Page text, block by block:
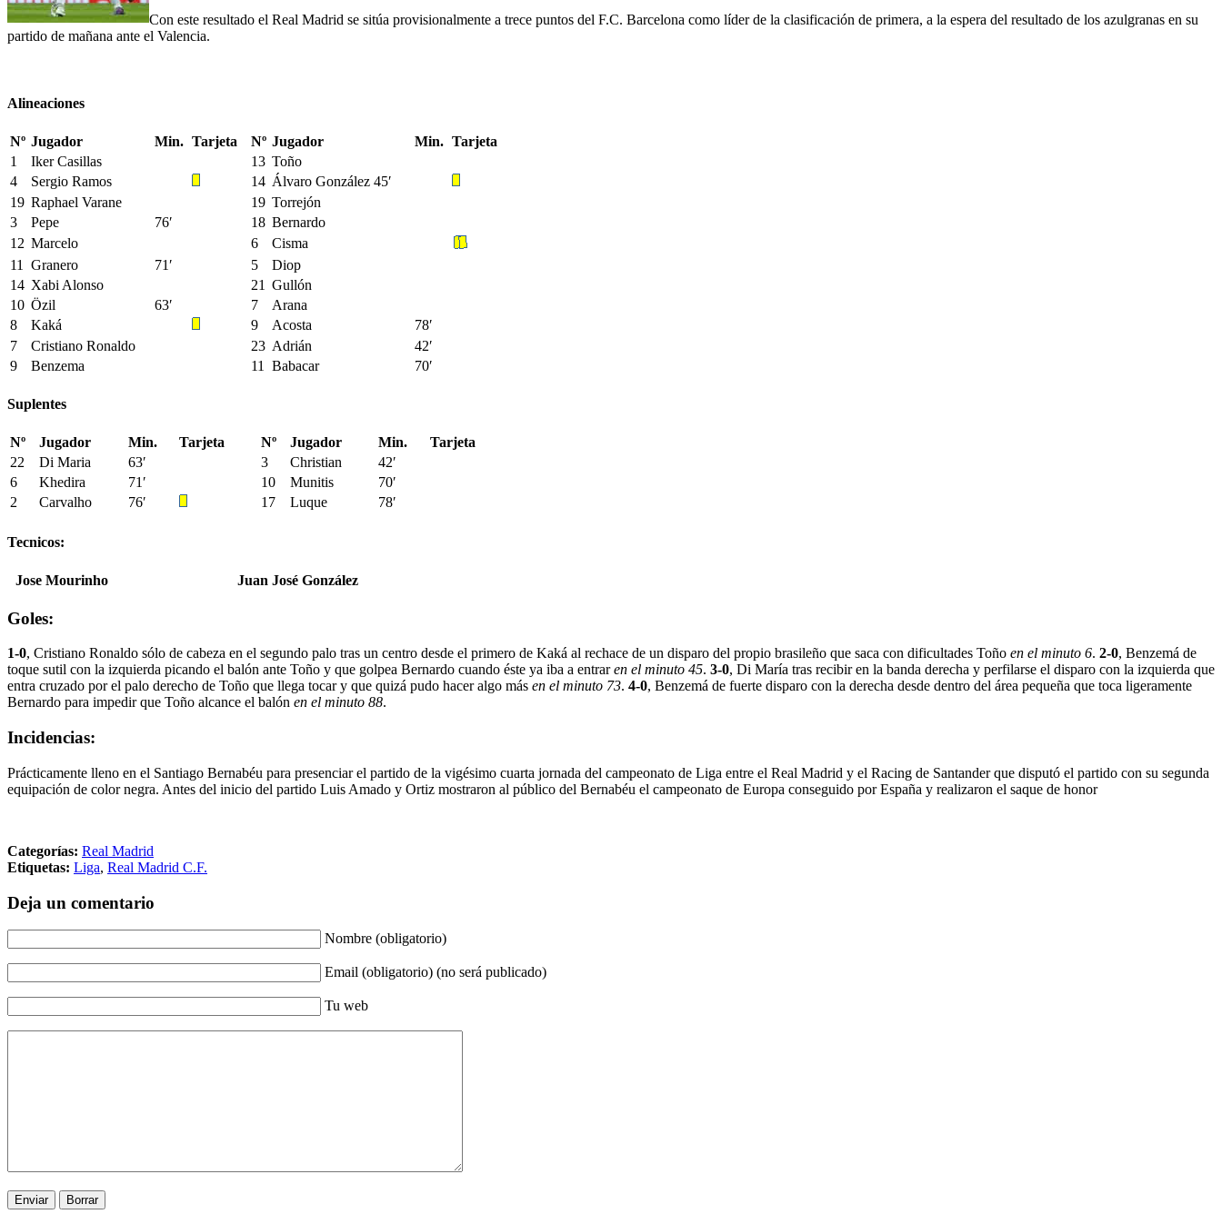
Con este resultado el Real Madrid se sitúa provisionalmente a trece puntos del F.C. Barcelona como líder de la clasificación de primera, a la espera del resultado de los azulgranas en su
partido de mañana ante el Valencia.
Alineaciones
Nº Jugador Min. Tarjeta Nº Jugador Min. Tarjeta
1
Iker Casillas 13 Toño
4
Sergio Ramos 14 Álvaro González 45′
19 Raphael Varane 19 Torrejón
3
Pepe 76′ 18 Bernardo
12 Marcelo 6
Cisma
11
Granero 71′ 5
Diop
14 Xabi Alonso 21 Gullón
10 Özil 63′ 7
Arana
8
Kaká 9 Acosta
78′
7
Cristiano Ronaldo 23 Adrián
42′
9
Benzema 11 Babacar 70′
Suplentes
Nº Jugador Min. Tarjeta Nº Jugador Min.
Tarjeta
22
Di Maria 63′ 3 Christian
42′
6
Khedira 71′ 10 Munitis
70′
2
Carvalho 76′ 17 Luque 78′
Tecnicos:
Jose Mourinho Juan José González
Goles:
1-0, Cristiano Ronaldo sólo de cabeza en el segundo palo tras un centro desde el primero de Kaká al rechace de un disparo del propio brasileño que saca con dificultades Toño en el minuto 6. 2-0, Benzemá de
toque sutil con la izquierda picando el balón ante Toño y que golpea Bernardo cuando éste ya iba a entraren el minuto 45. 3-0, Di María tras recibir en la banda derecha y perfilarse el disparo con la izquierda que
entra cruzado por el palo derecho de Toño que llega tocar y que quizá pudo hacer algo más en el minuto 73. 4-0, Benzemá de fuerte disparo con la derecha desde dentro del área pequeña que toca ligeramente
Bernardo para impedir que Toño alcance el balón en el minuto 88.
Incidencias:
Prácticamente lleno en el Santiago Bernabéu para presenciar el partido de la vigésimo cuarta jornada del campeonato de Liga entre el Real Madrid y el Racing de Santander que disputó el partido con su segunda
equipación de color negra. Antes del inicio del partido Luis Amado y Ortiz mostraron al público del Bernabéu el campeonato de Europa conseguido por España y realizaron el saque de honor
Categorías: Real Madrid
Etiquetas: Liga, Real Madrid C.F.
Deja un comentario
Nombre (obligatorio)
Email (obligatorio) (no será publicado)
Tu web